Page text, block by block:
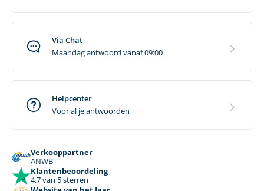
Via Chat
Maandag antwoord vanaf 09:00
Helpcenter
Voor al je antwoorden
Verkooppartner
ANWB
Klantenbeoordeling
4.7 van 5 sterren